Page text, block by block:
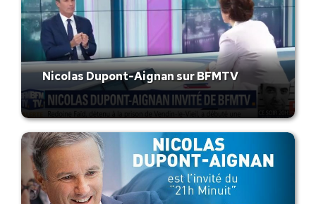
Nicolas Dupont-Aignan sur BFMTV